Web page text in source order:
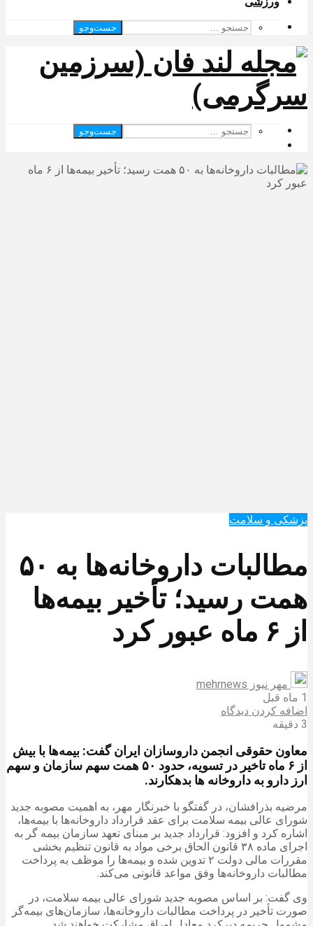
جست‌وجو
جست‌وجو
پزشکی و سلامت
مطالبات داروخانه‌ها به ۵۰
همت رسید؛ تأخیر بیمه‌ها
از ۶ ماه عبور کرد
مهر نیوز mehrnews
1 ماه قبل
اضافه کردن دیدگاه
3 دقیقه
معاون حقوقی انجمن داروسازان ایران گفت: بیمه‌ها با بیش
از ۶ ماه تاخیر در تسویه، حدود ۵۰ همت سهم سازمان و سهم
ارز دارو به داروخانه ها بدهکارند.
مرضیه بذرافشان، در گفتگو با خبرنگار مهر، به اهمیت مصوبه جدید
شورای عالی بیمه سلامت برای عقد قرارداد داروخانه‌ها با بیمه‌ها،
اشاره‌ کرد و افزود: قرارداد جدید بر مبنای تعهد سازمان بیمه گر به
اجرای ماده ۳۸ قانون الحاق برخی مواد به قانون تنظیم بخشی
مقررات مالی دولت ۲ تدوین شده و بیمه‌ها را موظف به پرداخت
مطالبات داروخانه‌ها وفق مواعد قانونی می‌کند.
وی گفت: بر اساس مصوبه جدید شورای عالی بیمه سلامت، در
صورت تأخیر در پرداخت مطالبات داروخانه‌ها، سازمان‌های بیمه‌گر